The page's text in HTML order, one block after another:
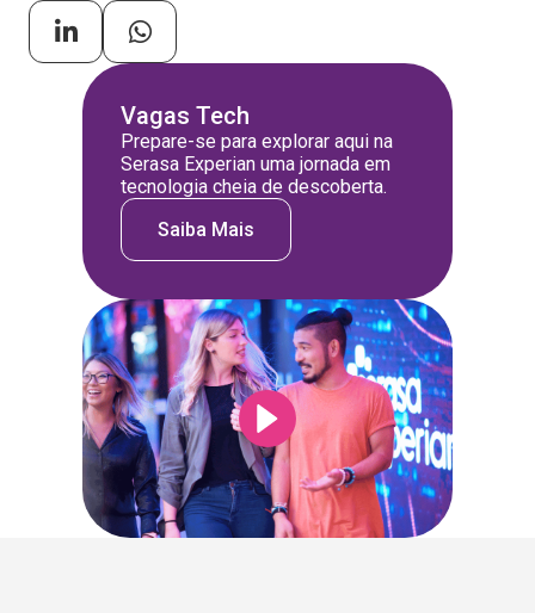
Vagas Tech
Prepare-se para explorar aqui na
Serasa Experian uma jornada em
tecnologia cheia de descoberta.
Saiba Mais